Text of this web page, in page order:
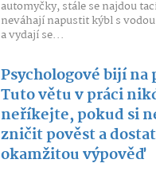
automyčky, stále se najdou
neváhají napustit kýbl s
a vydají se...
Psychologové bijí na
Tuto větu v práci
neříkejte, pokud si
zničit pověst a dostat
okamžitou výpověď